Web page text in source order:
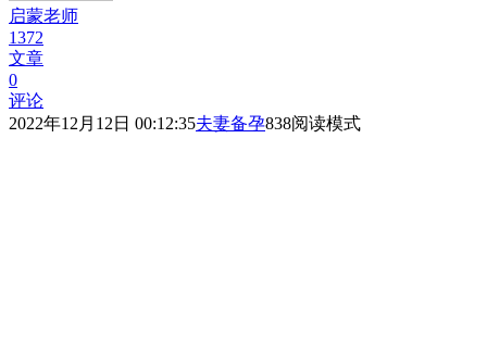
启蒙老师
1372
文章
0
评论
2022年12月12日 00:12:35夫妻备孕838阅读模式